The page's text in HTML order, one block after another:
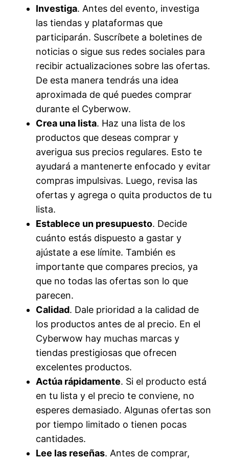
Investiga. Antes del evento, investiga
las tiendas y plataformas que
participarán. Suscríbete a boletines de
noticias o sigue sus redes sociales para
recibir actualizaciones sobre las ofertas.
De esta manera tendrás una idea
aproximada de qué puedes comprar
durante el Cyberwow.
Crea una lista. Haz una lista de los
productos que deseas comprar y
averigua sus precios regulares. Esto te
ayudará a mantenerte enfocado y evitar
compras impulsivas. Luego, revisa las
ofertas y agrega o quita productos de tu
lista.
Establece un presupuesto. Decide
cuánto estás dispuesto a gastar y
ajústate a ese límite. También es
importante que compares precios, ya
que no todas las ofertas son lo que
parecen.
Calidad. Dale prioridad a la calidad de
los productos antes de al precio. En el
Cyberwow hay muchas marcas y
tiendas prestigiosas que ofrecen
excelentes productos.
Actúa rápidamente. Si el producto está
en tu lista y el precio te conviene, no
esperes demasiado. Algunas ofertas son
por tiempo limitado o tienen pocas
cantidades.
Lee las reseñas. Antes de comprar,